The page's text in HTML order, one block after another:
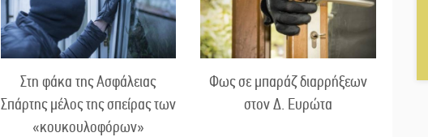
Στη φάκα της Ασφάλειας
Σπάρτης μέλος της σπείρας των
«κουκουλοφόρων»
Φως σε μπαράζ διαρρήξεων
στον Δ. Ευρώτα